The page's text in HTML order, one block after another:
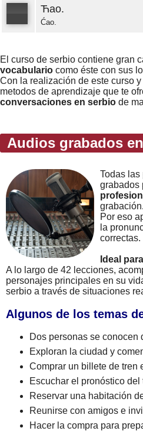
Ћао.
Ćao.
El curso de serbio contiene gran
vocabulario como éste con sus
Con la realización de este curso
metodos de aprendizaje que te
conversaciones en serbio de
Audios grabados
Todas las
grabados
grabación.
Por eso
la
correctas.
Ideal
A lo largo de 42 lecciones,
personajes principales en su
serbio a través de situaciones
Algunos de los temas
Dos personas se conocen
Exploran la ciudad y
Comprar un billete de tren
Escuchar el pronóstico
Reservar una habitación
Reunirse con amigos e
Hacer la compra para